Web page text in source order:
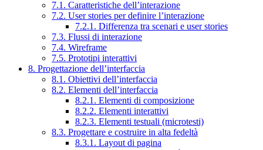
7.1. Caratteristiche dell’interazione
7.2. User stories per definire l’interazione
7.2.1. Differenza tra scenari e user stories
7.3. Flussi di interazione
7.4. Wireframe
7.5. Prototipi interattivi
8. Progettazione dell’interfaccia
8.1. Obiettivi dell’interfaccia
8.2. Elementi dell’interfaccia
8.2.1. Elementi di composizione
8.2.2. Elementi interattivi
8.2.3. Elementi testuali (microtesti)
8.3. Progettare e costruire in alta fedeltà
8.3.1. Layout di pagina